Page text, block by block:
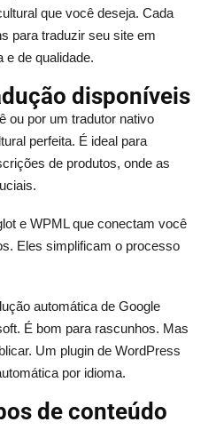
que você deseja. Cada
para traduzir seu site em
e de qualidade.
disponíveis
ou por um tradutor nativo
perfeita. É ideal para
de produtos, onde as
e WPML que conectam você
Eles simplificam o processo
automática de Google
É bom para rascunhos. Mas
Um plugin de WordPress
por idioma.
de conteúdo